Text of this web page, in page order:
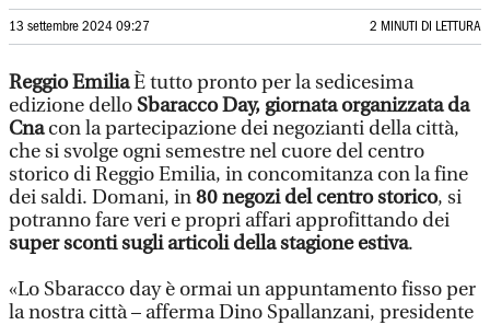
13 settembre 2024 09:27 2 MINUTI DI LETTURA
Reggio EmiliaÈ tutto pronto per la sedicesima
edizione dello Sbaracco Day, giornata organizzata da
Cnacon la partecipazione dei negozianti della città,
che si svolge ogni semestre nel cuore del centro
storico di Reggio Emilia, in concomitanza con la fine
dei saldi. Domani, in80 negozi del centro storico, si
potranno fare veri e propri affari approfittando dei
super sconti sugli articoli della stagione estiva.
«Lo Sbaracco day è ormai un appuntamento fisso per
la nostra città – afferma Dino Spallanzani, presidente